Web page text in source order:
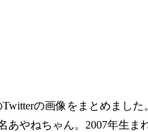
Twitterの画像をまとめまし
やねちゃん。2007年生ま